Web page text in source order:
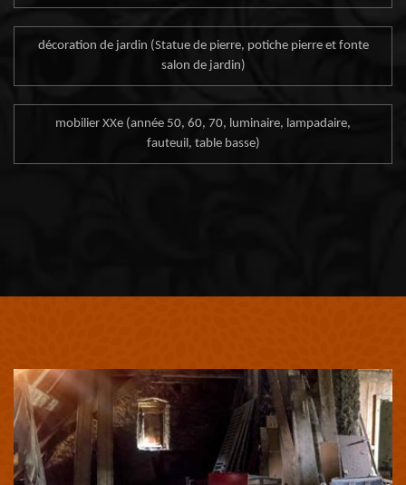
décoration de jardin (Statue de pierre, potiche pierre et fonte
salon de jardin)
mobilier XXe (année 50, 60, 70, luminaire, lampadaire,
fauteuil, table basse)